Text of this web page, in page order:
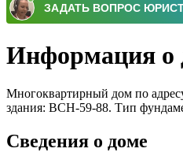
Информация о
Многоквартирный дом по
здания: ВСН-59-88. Тип
Сведения о доме